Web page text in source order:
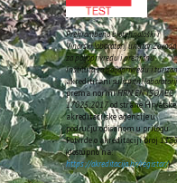
Prehrambeno biotehnološki i
Vinarski laboratorij unutar Zavoda
za poljoprivredu i prehranu
Instituta za poljoprivredu i
akreditirani suispitni
prema normiHRN EN ISO/IEC
17025:2017od strane Hrvatske
akreditacijske agencije u
području opisanom u prilogu
Potvrde o akreditaciji broj 1185
(dostupno na:
https://akreditacija.hr/registar/).